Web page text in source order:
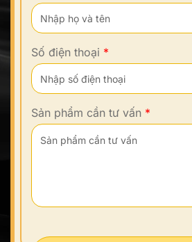
Số điện thoại *
Sản phẩm cần tư vấn *